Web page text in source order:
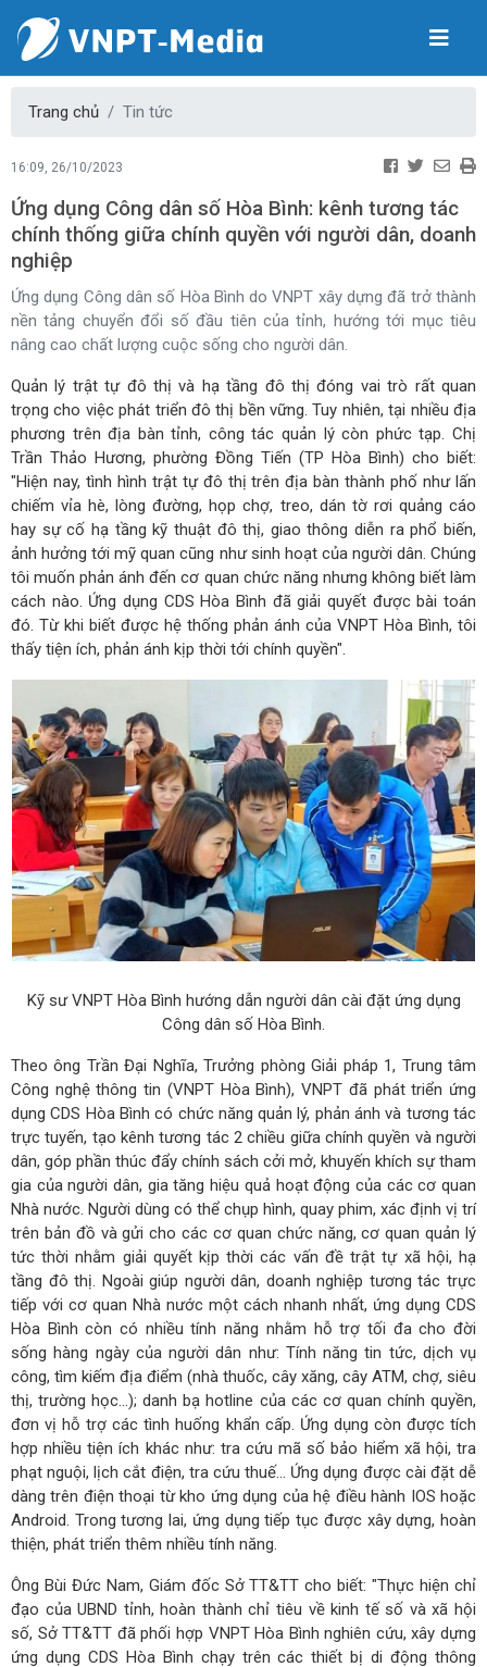
Trang chủ Tin tức
16:09, 26/10/2023
Ứng dụng Công dân số Hòa Bình: kênh tương tác
chính thống giữa chính quyền với người dân, doanh
nghiệp
Ứng dụng Công dân số Hòa Bình do VNPT xây dựng đã trở thành
nền tảng chuyển đổi số đầu tiên của tỉnh, hướng tới mục tiêu
nâng cao chất lượng cuộc sống cho người dân.
Quản lý trật tự đô thị và hạ tầng đô thị đóng vai trò rất quan
trọng cho việc phát triển đô thị bền vững. Tuy nhiên, tại nhiều địa
phương trên địa bàn tỉnh, công tác quản lý còn phức tạp. Chị
Trần Thảo Hương, phường Đồng Tiến (TP Hòa Bình) cho biết:
"Hiện nay, tình hình trật tự đô thị trên địa bàn thành phố như lấn
chiếm vỉa hè, lòng đường, họp chợ, treo, dán tờ rơi quảng cáo
hay sự cố hạ tầng kỹ thuật đô thị, giao thông diễn ra phổ biến,
ảnh hưởng tới mỹ quan cũng như sinh hoạt của người dân. Chúng
tôi muốn phản ánh đến cơ quan chức năng nhưng không biết làm
cách nào. Ứng dụng CDS Hòa Bình đã giải quyết được bài toán
đó. Từ khi biết được hệ thống phản ánh của VNPT Hòa Bình, tôi
thấy tiện ích, phản ánh kịp thời tới chính quyền".
Kỹ sư VNPT Hòa Bình hướng dẫn người dân cài đặt ứng dụng
Công dân số Hòa Bình.
Theo ông Trần Đại Nghĩa, Trưởng phòng Giải pháp 1, Trung tâm
Công nghệ thông tin (VNPT Hòa Bình), VNPT đã phát triển ứng
dụng CDS Hòa Bình có chức năng quản lý, phản ánh và tương tác
trực tuyến, tạo kênh tương tác 2 chiều giữa chính quyền và người
dân, góp phần thúc đẩy chính sách cởi mở, khuyến khích sự tham
gia của người dân, gia tăng hiệu quả hoạt động của các cơ quan
Nhà nước. Người dùng có thể chụp hình, quay phim, xác định vị trí
trên bản đồ và gửi cho các cơ quan chức năng, cơ quan quản lý
tức thời nhằm giải quyết kịp thời các vấn đề trật tự xã hội, hạ
tầng đô thị. Ngoài giúp người dân, doanh nghiệp tương tác trực
tiếp với cơ quan Nhà nước một cách nhanh nhất, ứng dụng CDS
Hòa Bình còn có nhiều tính năng nhằm hỗ trợ tối đa cho đời
sống hàng ngày của người dân như: Tính năng tin tức, dịch vụ
công, tìm kiếm địa điểm (nhà thuốc, cây xăng, cây ATM, chợ, siêu
thị, trường học...); danh bạ hotline của các cơ quan chính quyền,
đơn vị hỗ trợ các tình huống khẩn cấp. Ứng dụng còn được tích
hợp nhiều tiện ích khác như: tra cứu mã số bảo hiểm xã hội, tra
phạt nguội, lịch cắt điện, tra cứu thuế… Ứng dụng được cài đặt dễ
dàng trên điện thoại từ kho ứng dụng của hệ điều hành IOS hoặc
Android. Trong tương lai, ứng dụng tiếp tục được xây dựng, hoàn
thiện, phát triển thêm nhiều tính năng.
Ông Bùi Đức Nam, Giám đốc Sở TT&TT cho biết: "Thực hiện chỉ
đạo của UBND tỉnh, hoàn thành chỉ tiêu về kinh tế số và xã hội
số, Sở TT&TT đã phối hợp VNPT Hòa Bình nghiên cứu, xây dựng
ứng dụng CDS Hòa Bình chạy trên các thiết bị di động thông